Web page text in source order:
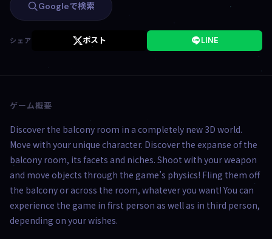
Googleで検索
シェア ポスト LINE
ゲーム概要
Discover the balcony room in a completely new 3D world.
Move with your unique character. Discover the expanse of the
balcony room, its facets and niches. Shoot with your weapon
and move objects through the game’s physics! Fling them off
the balcony or across the room, whatever you want! You can
experience the game in first person as well as in third person,
depending on your wishes.